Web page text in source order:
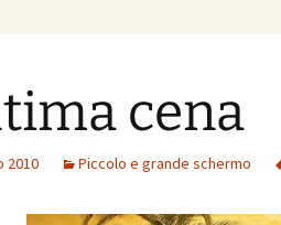
cena
2010 Piccolo e grande schermo